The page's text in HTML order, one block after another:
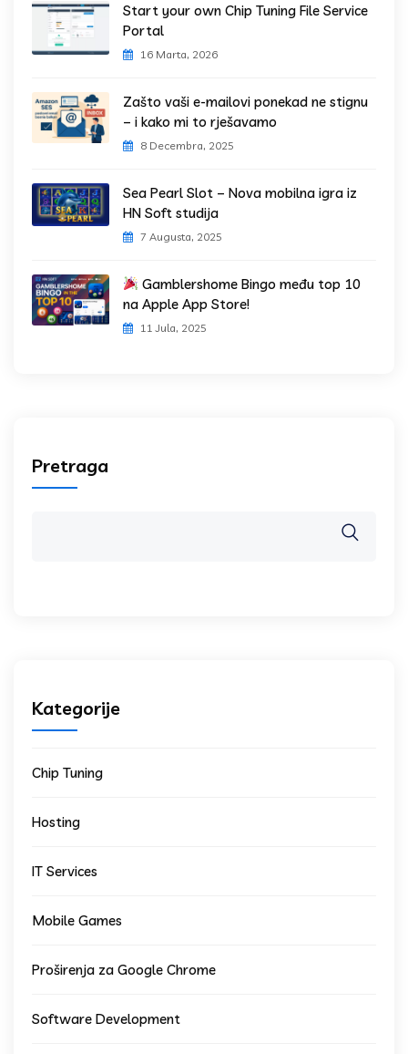
Start your own Chip Tuning File Service
Portal
16 Marta, 2026
Zašto vaši e-mailovi ponekad ne stignu
– i kako mi to rješavamo
8 Decembra, 2025
Sea Pearl Slot – Nova mobilna igra iz
HN Soft studija
7 Augusta, 2025
Gamblershome Bingo među top 10
na Apple App Store!
11 Jula, 2025
Pretraga
Kategorije
Chip Tuning
Hosting
IT Services
Mobile Games
Proširenja za Google Chrome
Software Development